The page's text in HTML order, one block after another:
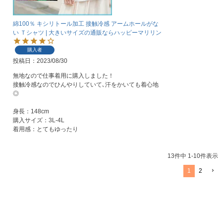
綿100％ キシリトール加工 接触冷感 アームホールがな
い Ｔシャツ | 大きいサイズの通販ならハッピーマリリン
購入者
投稿日 2023/08/30
無地なので仕事着用に購入しました！
接触冷感なのでひんやりしていて､汗をかいても着心地
◎
身長：148cm
購入サイズ：3L-4L
着用感：とてもゆったり
13件中 1-10件表示
1 2